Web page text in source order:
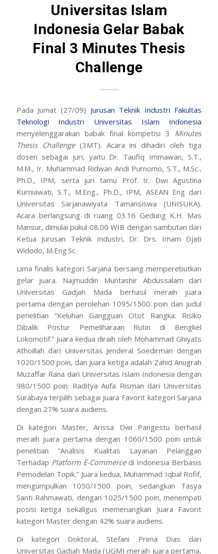
Universitas Islam
Indonesia Gelar Babak
Final 3 Minutes Thesis
Challenge
Pada Jumat (27/09) Jurusan Teknik Industri Fakultas
Teknologi Industri
Universitas Islam Indonesia
menyelenggarakan babak final kompetisi 3 Minutes
Thesis Challenge(3MT). Acara ini dihadiri oleh tiga
dosen sebagai juri, yaitu Dr. Taufiq Immawan, S.T.,
M.M., Ir. Muhammad Ridwan Andi Purnomo, S.T., M.Sc.,
Ph.D., IPM, serta juri tamu Prof. Ir. Dwi Agustina
Kurniawati, S.T., M.Eng., Ph.D., IPM, ASEAN Eng dari
Universitas Sarjanawiyata Tamansiswa (UNISUKA).
Acara berlangsung di ruang 03.16 Gedung K.H. Mas
Mansur, dimulai pukul 08.00 WIB dengan sambutan dari
Ketua Jurusan Teknik Industri, Dr. Drs. Imam Djati
Widodo, M.Eng.Sc.
Lima finalis kategori Sarjana bersaing memperebutkan
gelar juara. Najmuddin Muntashir Abdussalam dari
Universitas Gadjah Mada berhasil meraih juara
pertama dengan perolehan 1095/1500 poin dan judul
penelitian “Keluhan Gangguan Otot Rangka: Risiko
Dibalik Postur Pemeliharaan Rutin di Bengkel
Lokomotif.” Juara kedua diraih oleh Mohammad Ghiyats
Athoillah dari Universitas Jenderal Soedirman dengan
1020/1500 poin, dan juara ketiga adalah Zahid Anugrah
Muzaffar Rana dari Universitas Islam Indonesia dengan
980/1500 poin. Raditya Aufa Risman dari Universitas
Surabaya terpilih sebagai Juara Favorit kategori Sarjana
dengan 27% suara audiens.
Di kategori Master, Arissa Dwi Pangestu berhasil
meraih juara pertama dengan 1060/1500 poin untuk
penelitian “Analisis Kualitas Layanan Pelanggan
Terhadap Platform E-Commercedi Indonesia Berbasis
Pemodelan Topik.” Juara kedua, Muhammad Iqbal Rofif,
mengumpulkan 1050/1500 poin, sedangkan Tasya
Santi Rahmawati, dengan 1025/1500 poin, menempati
posisi ketiga sekaligus memenangkan Juara Favorit
kategori Master dengan 42% suara audiens.
Di kategori Doktoral, Stefani Prima Dias dari
Universitas Gadjah Mada (UGM) meraih juara pertama,